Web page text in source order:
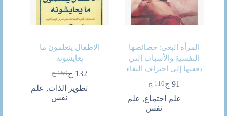
المرأة البغى: خصائصها
النفسية والأسباب التي
دفعتها إلى احتراف البغاء
110 ج
السعر
الأصلي
هو:
91 جالسعر
الحالي
هو:
علم اجتماع, علم
نفس
الاطفال يتعلمون ما
يعايشونه
150 ج
السعر
الأصلي
هو:
132 جالسعر
الحالي
هو:
تطوير الذات, علم
نفس